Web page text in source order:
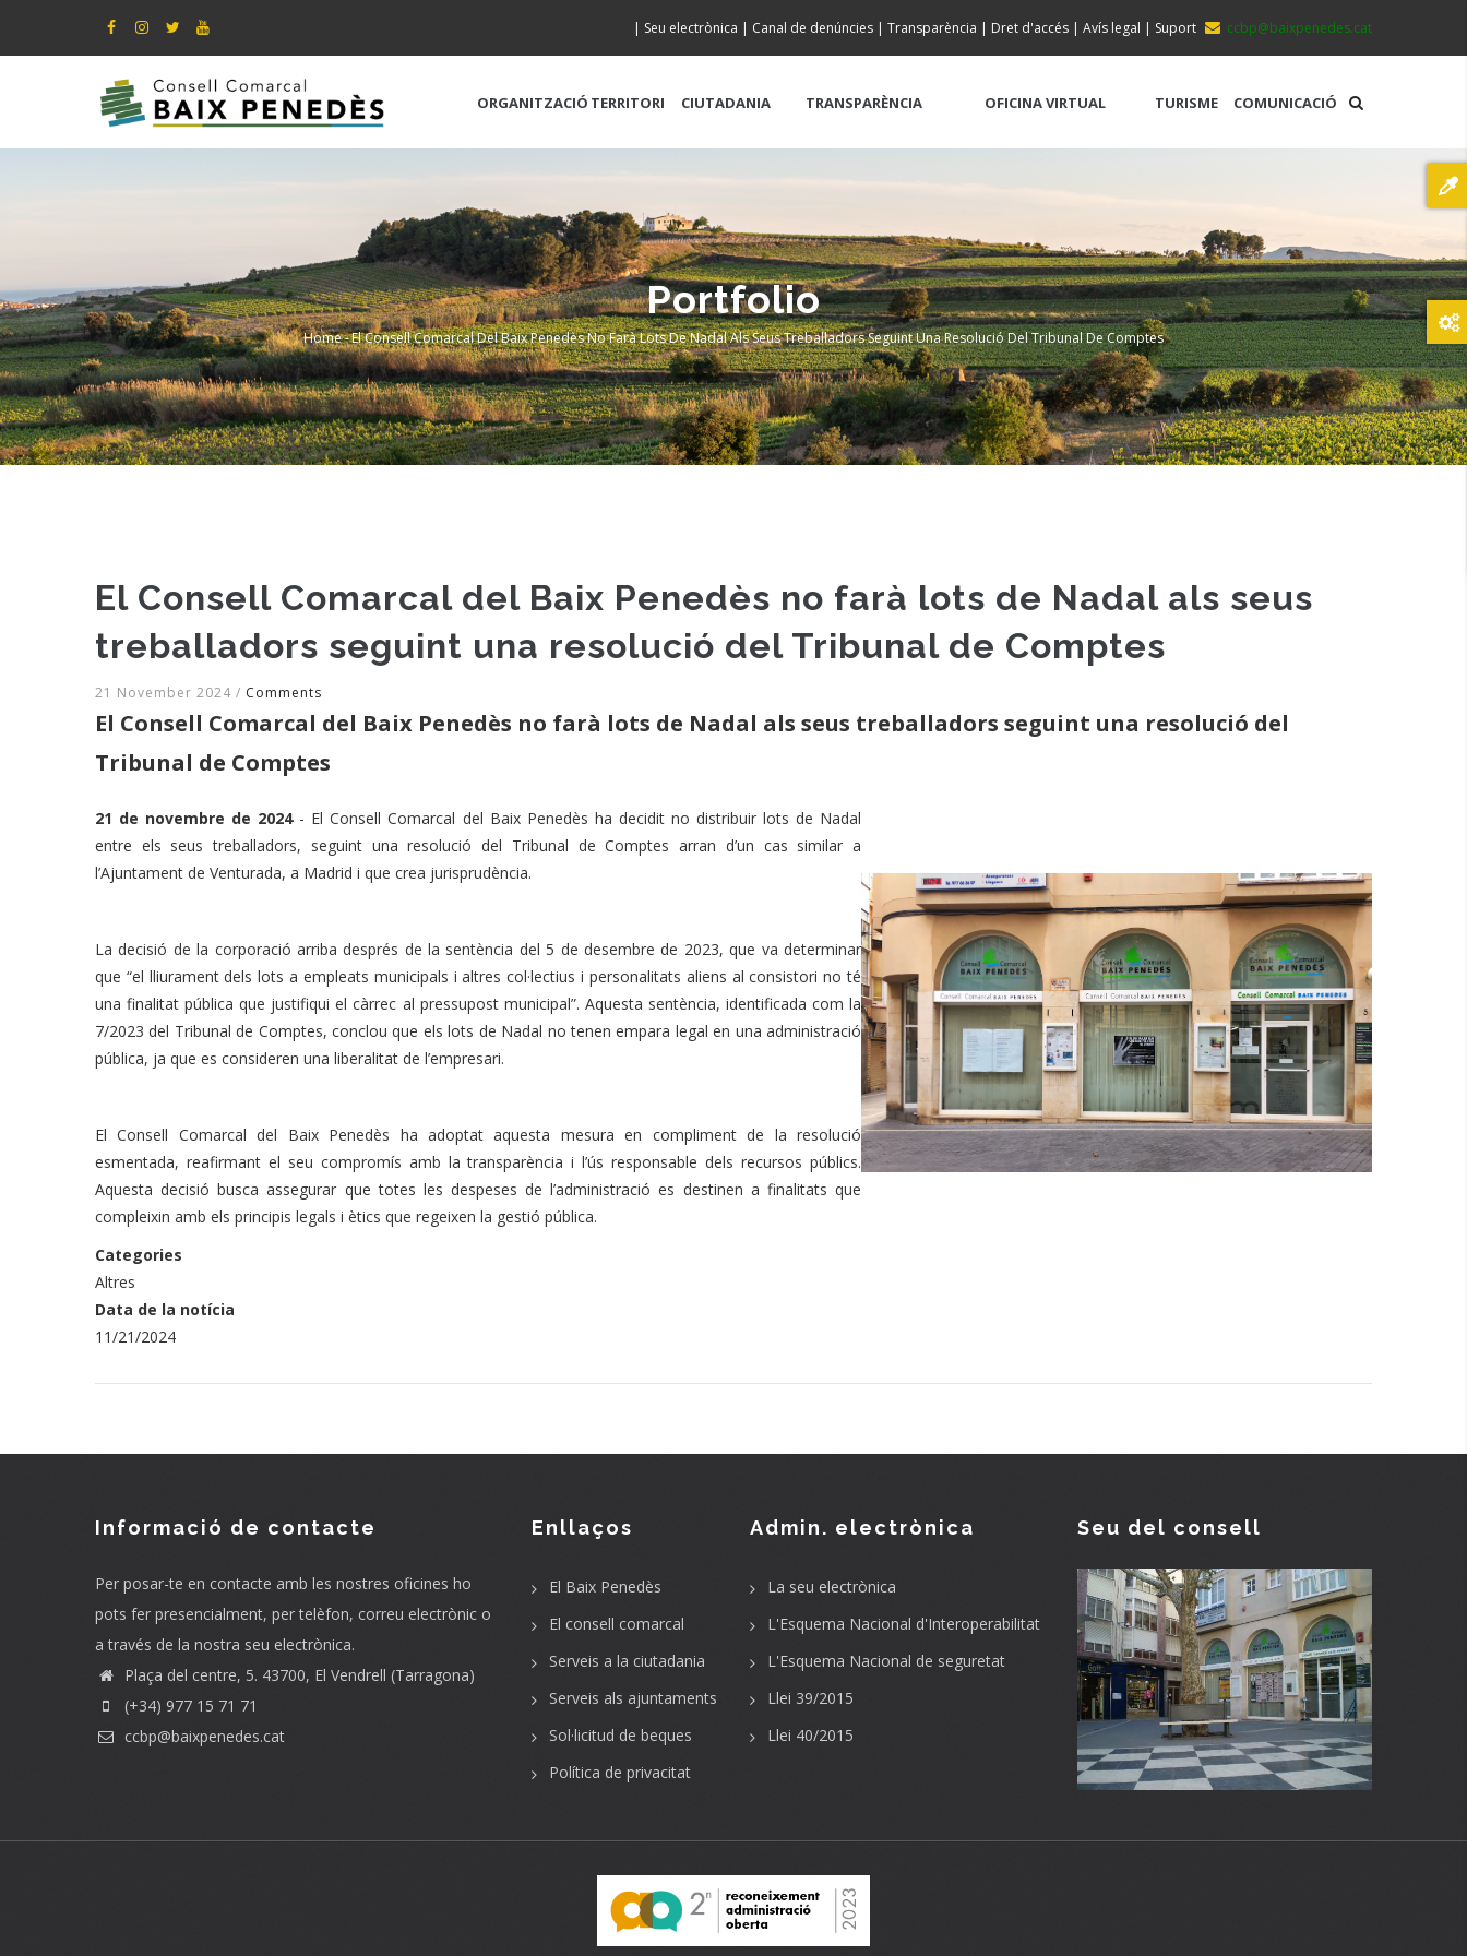
ccbp@baixpenedes.cat
| Seu electrònica | Canal de denúncies | Transparència | Dret d'accés | Avís legal | Suport
ORGANITZACIÓ TERRITORI CIUTADANIA TRANSPARÈNCIA OFICINA VIRTUAL TURISME COMUNICACIÓ
Portfolio
Breadcrumb
Home-El Consell Comarcal Del Baix Penedès No Farà Lots De Nadal Als Seus Treballadors Seguint Una Resolució Del Tribunal De Comptes
El Consell Comarcal del Baix Penedès no farà lots de Nadal als seus
treballadors seguint una resolució del Tribunal de Comptes
21 November 2024 / Comments
El Consell Comarcal del Baix Penedès no farà lots de Nadal als seus treballadors seguint una resolució del
Tribunal de Comptes
21 de novembre de 2024- El Consell Comarcal del Baix Penedès ha decidit no distribuir lots de Nadal
entre els seus treballadors, seguint una resolució del Tribunal de Comptes arran d’un cas similar a
l’Ajuntament de Venturada, a Madrid i que crea jurisprudència.
La decisió de la corporació arriba després de la sentència del 5 de desembre de 2023, que va determinar
que “el lliurament dels lots a empleats municipals i altres col·lectius i personalitats aliens al consistori no té
una finalitat pública que justifiqui el càrrec al pressupost municipal”. Aquesta sentència, identificada com la
7/2023 del Tribunal de Comptes, conclou que els lots de Nadal no tenen empara legal en una administració
pública, ja que es consideren una liberalitat de l’empresari.
El Consell Comarcal del Baix Penedès ha adoptat aquesta mesura en compliment de la resolució
esmentada, reafirmant el seu compromís amb la transparència i l’ús responsable dels recursos públics.
Aquesta decisió busca assegurar que totes les despeses de l’administració es destinen a finalitats que
compleixin amb els principis legals i ètics que regeixen la gestió pública.
Categories
Altres
Data de la notícia
11/21/2024
Informació de contacte
Per posar-te en contacte amb les nostres oficines ho
pots fer presencialment, per telèfon, correu electrònic o
a través de la nostra seu electrònica.
Plaça del centre, 5. 43700, El Vendrell (Tarragona)
(+34) 977 15 71 71
ccbp@baixpenedes.cat
Enllaços
El Baix Penedès
El consell comarcal
Serveis a la ciutadania
Serveis als ajuntaments
Sol·licitud de beques
Política de privacitat
Admin. electrònica
La seu electrònica
L'Esquema Nacional d'Interoperabilitat
L'Esquema Nacional de seguretat
Llei 39/2015
Llei 40/2015
Seu del consell